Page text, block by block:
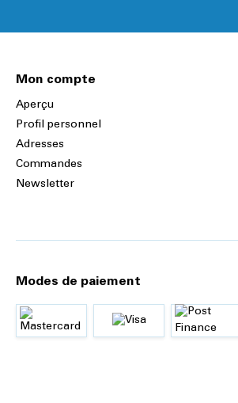
Mon compte
Aperçu
Profil personnel
Adresses
Commandes
Newsletter
Modes de paiement